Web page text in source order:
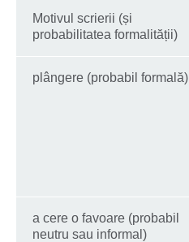
Motivul scrierii (și
probabilitatea formalității)
plângere (probabil formală)
a cere o favoare (probabil
neutru sau informal)